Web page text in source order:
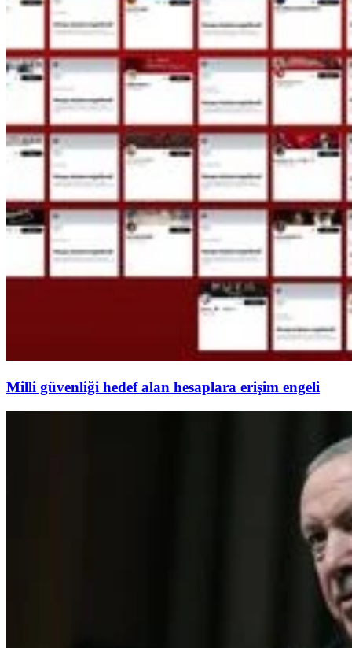
Milli güvenliği hedef alan hesaplara erişim engeli